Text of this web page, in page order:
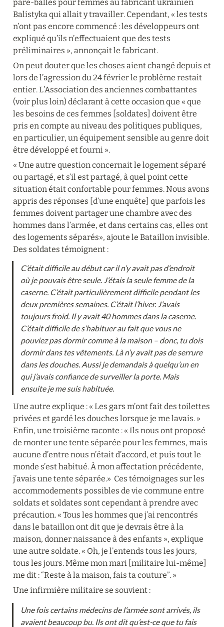
pare-balles pour femmes au fabricant ukrainien
Balistyka qui allait y travailler. Cependant, « les tests
n’ont pas encore commencé : les développeurs ont
expliqué qu’ils n’effectuaient que des tests
préliminaires », annonçait le fabricant.
On peut douter que les choses aient changé depuis et
lors de l’agression du 24 février le problème restait
entier. L’Association des anciennes combattantes
(voir plus loin) déclarant à cette occasion que « que
les besoins de ces femmes [soldates] doivent être
pris en compte au niveau des politiques publiques,
en particulier, un équipement sensible au genre doit
être développé et fourni ».
« Une autre question concernait le logement séparé
ou partagé, et s’il est partagé, à quel point cette
situation était confortable pour femmes. Nous avons
appris des réponses [d’une enquête] que parfois les
femmes doivent partager une chambre avec des
hommes dans l’armée, et dans certains cas, elles ont
des logements séparés», ajoute le Bataillon invisible.
Des soldates témoignent :
C’était difficile au début car il n’y avait pas d’endroit
où je pouvais être seule. J’étais la seule femme de la
caserne. C’était particulièrement difficile pendant les
deux premières semaines. C’était l’hiver. J’avais
toujours froid. Il y avait 40 hommes dans la caserne.
C’était difficile de s’habituer au fait que vous ne
pouviez pas dormir comme à la maison – donc, tu dois
dormir dans tes vêtements. Là n’y avait pas de serrure
dans les douches. Aussi je demandais à quelqu’un en
qui j’avais confiance de surveiller la porte. Mais
ensuite je me suis habituée.
Une autre explique : « Les gars m’ont fait des toilettes
privées et gardé les douches lorsque je me lavais. »
Enfin, une troisième raconte : « Ils nous ont proposé
de monter une tente séparée pour les femmes, mais
aucune d’entre nous n’était d’accord, et puis tout le
monde s’est habitué. À mon affectation précédente,
j’avais une tente séparée.»  Ces témoignages sur les
accommodements possibles de vie commune entre
soldats et soldates sont cependant à prendre avec
précaution. « Tous les hommes que j’ai rencontrés
dans le bataillon ont dit que je devrais être à la
maison, donner naissance à des enfants », explique
une autre soldate. « Oh, je l’entends tous les jours,
tous les jours. Même mon mari [militaire lui-même]
me dit : “Reste à la maison, fais ta couture”. »
Une infirmière militaire se souvient :
Une fois certains médecins de l’armée sont arrivés, ils
avaient beaucoup bu. Ils ont dit qu’est-ce que tu fais